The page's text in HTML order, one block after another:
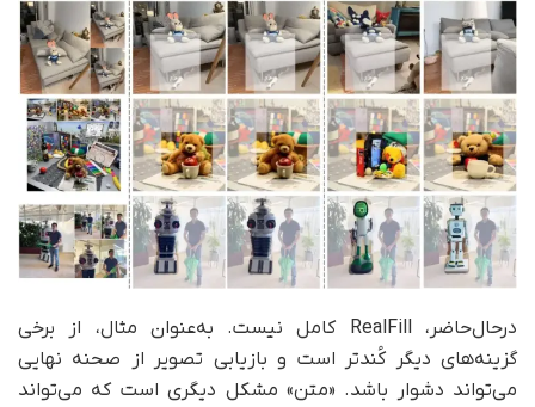
درحال‌حاضر، RealFill کامل نیست. به‌عنوان مثال، از برخی
گزینه‌های دیگر کُندتر است و بازیابی تصویر از صحنه نهایی
می‌تواند دشوار باشد. «متن» مشکل دیگری است که می‌تواند